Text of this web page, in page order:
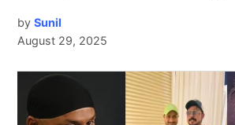
by Sunil
August 29, 2025